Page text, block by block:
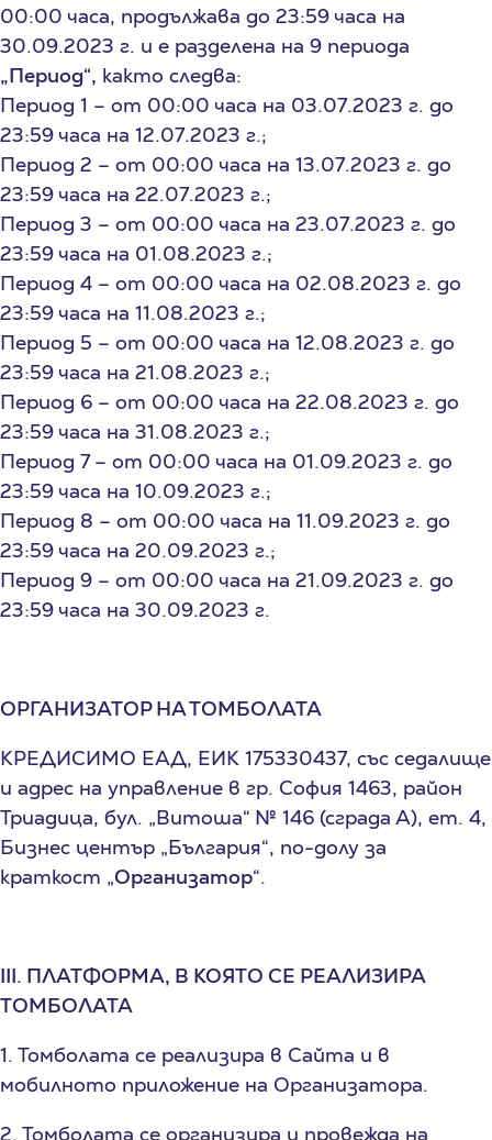
00:00 часа, продължава до 23:59 часа на
30.09.2023 г. и е разделена на 9 периода
„Период“, както следва:
Период 1 – от 00:00 часа на 03.07.2023 г. до
23:59 часа на 12.07.2023 г.;
Период 2 – от 00:00 часа на 13.07.2023 г. до
23:59 часа на 22.07.2023 г.;
Период 3 – от 00:00 часа на 23.07.2023 г. до
23:59 часа на 01.08.2023 г.;
Период 4 – от 00:00 часа на 02.08.2023 г. до
23:59 часа на 11.08.2023 г.;
Период 5 – от 00:00 часа на 12.08.2023 г. до
23:59 часа на 21.08.2023 г.;
Период 6 – от 00:00 часа на 22.08.2023 г. до
23:59 часа на 31.08.2023 г.;
Период 7 – от 00:00 часа на 01.09.2023 г. до
23:59 часа на 10.09.2023 г.;
Период 8 – от 00:00 часа на 11.09.2023 г. до
23:59 часа на 20.09.2023 г.;
Период 9 – от 00:00 часа на 21.09.2023 г. до
23:59 часа на 30.09.2023 г.
ОРГАНИЗАТОР НА ТОМБОЛАТА
КРЕДИСИМО ЕАД, ЕИК 175330437, със седалище
и адрес на управление в гр. София 1463, район
Триадица, бул. „Витоша“ № 146 (сграда А), ет. 4,
Бизнес център „България“, по-долу за
краткост „Организатор“.
III. ПЛАТФОРМА, В КОЯТО СЕ РЕАЛИЗИРА
ТОМБОЛАТА
1. Томболата се реализира в Сайта и в
мобилното приложение на Организатора.
2. Томболата се организира и провежда на